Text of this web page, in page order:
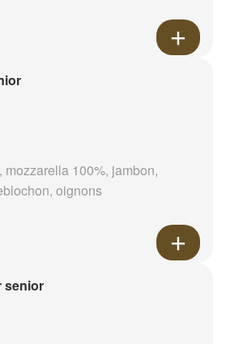
mozzarella 100%, jambon,
oignons
senior